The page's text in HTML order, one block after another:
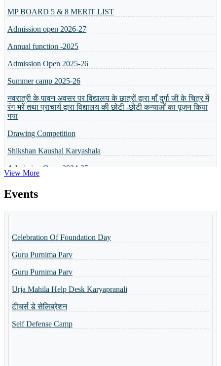
Admission open 2026-27
Annual function -2025
Admission Open 2025-26
Summer camp 2025-26
नवरात्री के पावन अवसर पर विद्यालय के छात्रों द्वारा माँ दुर्गा जी के चित्र में
रंग भरें तथा प्राचार्य द्वारा विद्यालय की छोटी -छोटी कन्याओं का पूजन किया
गया
Drawing Competition
Shikshan Kaushal Karyashala
Admission Open 2024-25
व्यक्तित्व विकास शिविर
5 or 8 Merit List
Shri Ramlala Pran Prathistha Utsav
नैैपुुण्य शिविर 31.10.2023 से 04.11.2023 तक आयोजित किया गया
Guru Purnima Invitation Card
Toppers of the school
World Yoga Divas 2023
Admission Open-2023
View More
Events
Guru Purnima Parv
Guru Purnima Parv
Urja Mahila Help Desk Karyapranali
टीचर्स डे सेलिब्रेशन
Self Defense Camp